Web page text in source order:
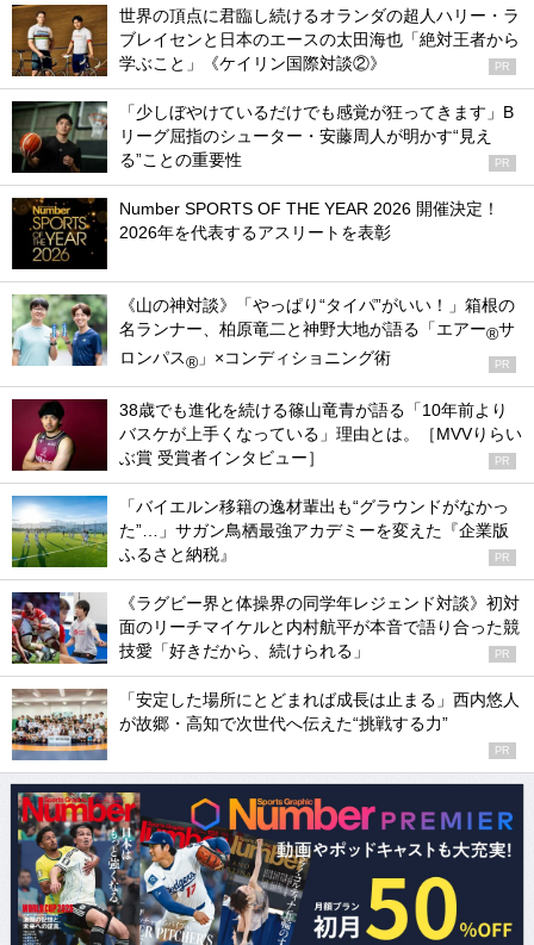
世界の頂点に君臨し続けるオランダの超人ハリー・ラ
ブレイセンと日本のエースの太田海也「絶対王者から
学ぶこと」《ケイリン国際対談②》
PR
「少しぼやけているだけでも感覚が狂ってきます」B
リーグ屈指のシューター・安藤周人が明かす“見え
る”ことの重要性
PR
Number SPORTS OF THE YEAR 2026 開催決定！
2026年を代表するアスリートを表彰
《山の神対談》「やっぱり“タイパ”がいい！」箱根の
名ランナー、柏原竜二と神野大地が語る「エアー®サ
ロンパス® 」×コンディショニング術 PR
38歳でも進化を続ける篠山竜青が語る「10年前より
バスケが上手くなっている」理由とは。［MVVりらい
ぶ賞 受賞者インタビュー］
PR
「バイエルン移籍の逸材輩出も“グラウンドがなかっ
た”…」サガン鳥栖最強アカデミーを変えた『企業版
ふるさと納税』
PR
《ラグビー界と体操界の同学年レジェンド対談》初対
面のリーチマイケルと内村航平が本音で語り合った競
技愛「好きだから、続けられる」
PR
「安定した場所にとどまれば成長は止まる」西内悠人
が故郷・高知で次世代へ伝えた“挑戦する力”
PR